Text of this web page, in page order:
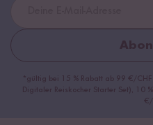
*gültig bei 15 % Rabatt ab 99 €/
Digitaler Reiskocher Starter Set), 10
€/